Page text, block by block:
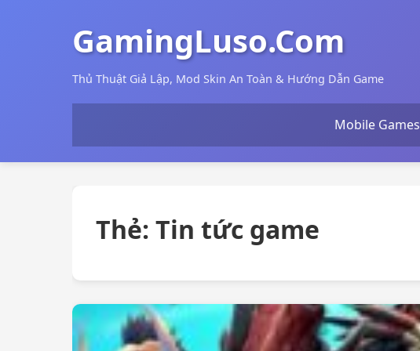
GamingLuso.Com
Thủ Thuật Giả Lập, Mod Skin An Toàn & Hướng Dẫn Game
Mobile Games
Thẻ: Tin tức game